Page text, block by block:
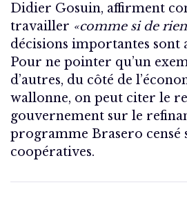
Didier Gosuin, affirment
travailler «comme si de
décisions importantes sont
Pour ne pointer qu’un
d’autres, du côté de
wallonne, on peut citer le
gouvernement sur le
programme Brasero censé
coopératives.